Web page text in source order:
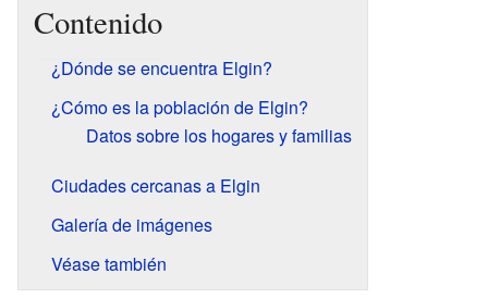
Contenido
¿Dónde se encuentra Elgin?
¿Cómo es la población de Elgin?
Datos sobre los hogares y familias
Ciudades cercanas a Elgin
Galería de imágenes
Véase también